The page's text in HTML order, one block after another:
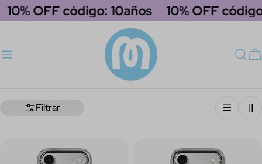
saltar
al
10% OFF código: 10años 10% OFF
Filtrar